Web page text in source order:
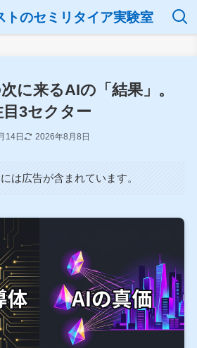
トのセミリタイア実験室
に来るAIの「結果」。
目3セクター
14日 2026年8月8日
は広告が含まれています。